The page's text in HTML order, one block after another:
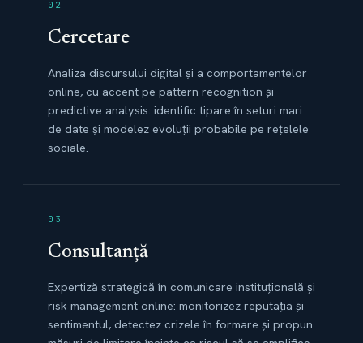
02
Cercetare
Analiza discursului digital și a comportamentelor
online, cu accent pe pattern recognition și
predictive analysis: identific tipare în seturi mari
de date și modelez evoluții probabile pe rețelele
sociale.
03
Consultanță
Expertiză strategică în comunicare instituțională și
risk management online: monitorizez reputația și
sentimentul, detectez crizele în formare și propun